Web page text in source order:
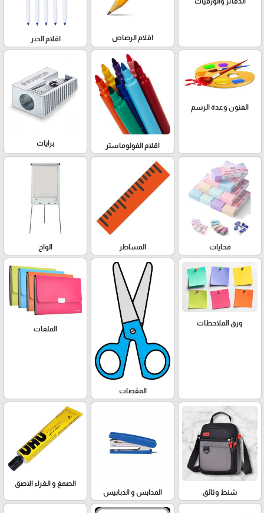
اقلام الرصاص اقلام الحبر
الفنون وعدة الرسم
اقلام الفولوماستر برايات
محايات المساطر الواح
ورق الملاحظات
المقصات
الملفات
شنط وثائق المدابس و الدبابيس
الصمغ و الغراء الاصق